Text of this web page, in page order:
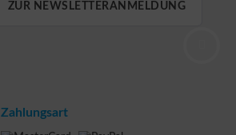
ZUR NEWSLETTERANMELDUNG
Zahlungsart